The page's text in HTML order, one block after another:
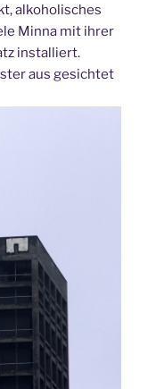
alkoholisches
Minna mit ihrer
installiert.
aus gesichtet